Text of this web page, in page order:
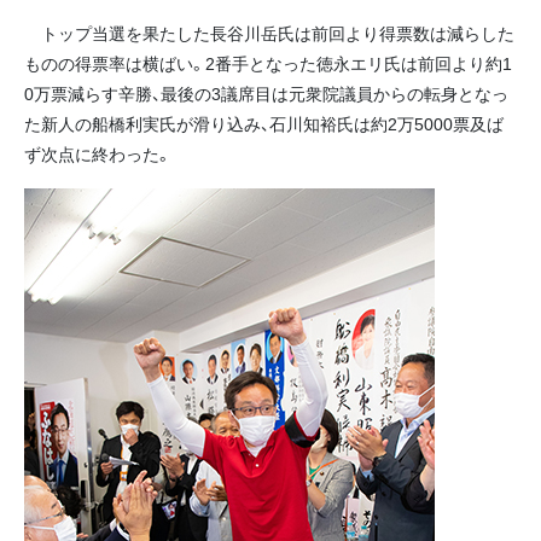
トップ当選を果たした長谷川岳氏は前回より得票数は減らした
ものの得票率は横ばい。2番手となった徳永エリ氏は前回より約1
0万票減らす辛勝、最後の3議席目は元衆院議員からの転身となっ
た新人の船橋利実氏が滑り込み、石川知裕氏は約2万5000票及ば
ず次点に終わった。